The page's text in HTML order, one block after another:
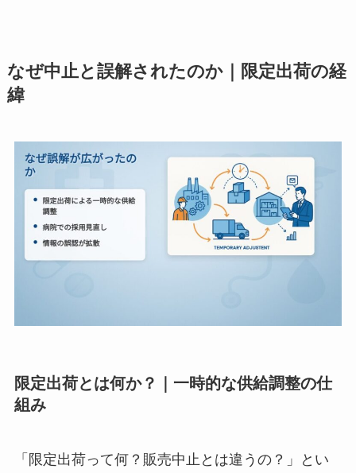
なぜ中止と誤解されたのか｜限定出荷の経
緯
限定出荷とは何か？｜一時的な供給調整の仕
組み
「限定出荷って何？販売中止とは違うの？」とい